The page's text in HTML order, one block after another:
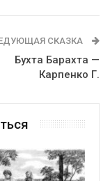
СКАЗКА
Бухта Барахта —
Карпенко Г.